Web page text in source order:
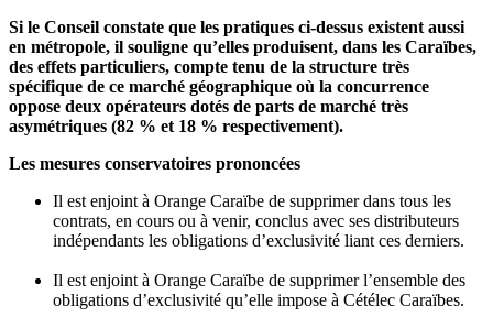
Si le Conseil constate que les pratiques ci-dessus existent aussi
en métropole, il souligne qu’elles produisent, dans les Caraïbes,
des effets particuliers, compte tenu de la structure très
spécifique de ce marché géographique où la concurrence
oppose deux opérateurs dotés de parts de marché très
asymétriques (82 % et 18 % respectivement).
Les mesures conservatoires prononcées
Il est enjoint à Orange Caraïbe de supprimer dans tous les
contrats, en cours ou à venir, conclus avec ses distributeurs
indépendants les obligations d’exclusivité liant ces derniers.
Il est enjoint à Orange Caraïbe de supprimer l’ensemble des
obligations d’exclusivité qu’elle impose à Cétélec Caraïbes.